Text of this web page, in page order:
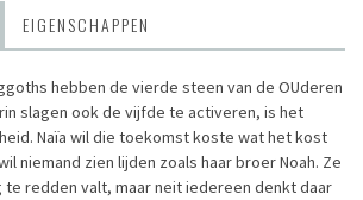
EIGENSCHAPPEN
hebben de vierde steen van de OUderen
slagen ook de vijfde te activeren, is het
Naïa wil die toekomst koste wat het kost
niemand zien lijden zoals haar broer Noah. Ze
redden valt, maar neit iedereen denkt daar